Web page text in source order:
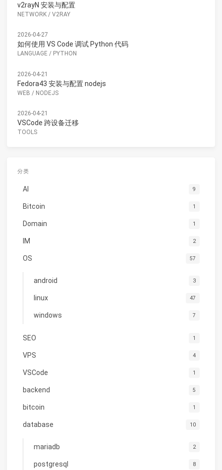
v2rayN 安装与配置
NETWORK / V2RAY
2026-04-27
如何使用 VS Code 调试 Python 代码
LANGUAGE / PYTHON
2026-04-21
Fedora43 安装与配置 nodejs
WEB / NODEJS
2026-04-21
VSCode 跨设备迁移
TOOLS
分类
AI 9
Bitcoin 1
Domain 1
IM 2
OS 57
android 3
linux 47
windows 7
SEO 1
VPS 4
VSCode 1
backend 5
bitcoin 1
database 10
mariadb 2
postgresql 8